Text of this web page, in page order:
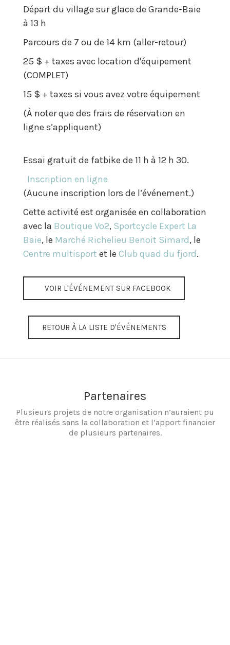
Départ du village sur glace de Grande-Baie
à 13 h
Parcours de 7 ou de 14 km (aller-retour)
25 $ + taxes avec location d'équipement
(COMPLET)
15 $ + taxes si vous avez votre équipement
(À noter que des frais de réservation en
ligne s’appliquent)
Essai gratuit de fatbike de 11 h à 12 h 30.
Inscription en ligne
(Aucune inscription lors de l’événement.)
Cette activité est organisée en collaboration
avec la Boutique Vo2, Sportcycle Expert La
Baie, le Marché Richelieu Benoit Simard, le
Centre multisport et le Club quad du fjord.
VOIR L'ÉVÉNEMENT SUR FACEBOOK
RETOUR À LA LISTE D'ÉVÉNEMENTS
Partenaires
Plusieurs projets de notre organisation n’auraient pu
être réalisés sans la collaboration et l’apport financier
de plusieurs partenaires.